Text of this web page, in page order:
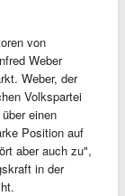
von
Weber
Weber, der
Volkspartei
einen
Position auf
aber auch zu",
in der